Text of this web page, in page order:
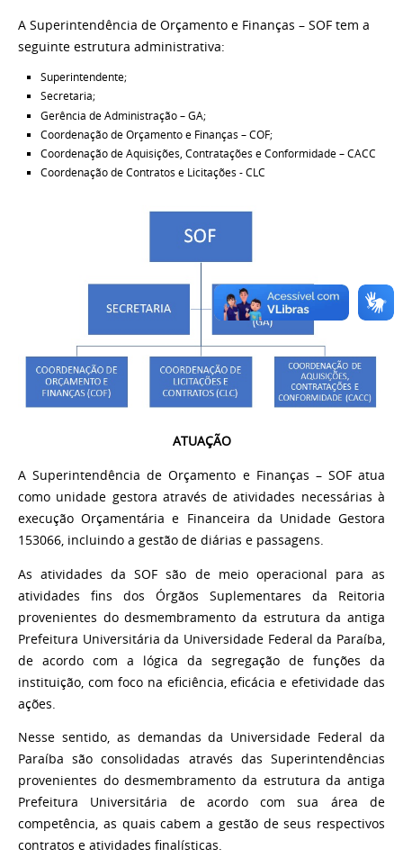
A Superintendência de Orçamento e Finanças – SOF tem a
seguinte estrutura administrativa:
Superintendente;
Secretaria;
Gerência de Administração – GA;
Coordenação de Orçamento e Finanças – COF;
Coordenação de Aquisições, Contratações e Conformidade – CACC
Coordenação de Contratos e Licitações - CLC
ATUAÇÃO
A Superintendência de Orçamento e Finanças – SOF atua
como unidade gestora através de atividades necessárias à
execução Orçamentária e Financeira da Unidade Gestora
153066, incluindo a gestão de diárias e passagens.
As atividades da SOF são de meio operacional para as
atividades fins dos Órgãos Suplementares da Reitoria
provenientes do desmembramento da estrutura da antiga
Prefeitura Universitária da Universidade Federal da Paraíba,
de acordo com a lógica da segregação de funções da
instituição, com foco na eficiência, eficácia e efetividade das
ações.
Nesse sentido, as demandas da Universidade Federal da
Paraíba são consolidadas através das Superintendências
provenientes do desmembramento da estrutura da antiga
Prefeitura Universitária de acordo com sua área de
competência, as quais cabem a gestão de seus respectivos
contratos e atividades finalísticas.